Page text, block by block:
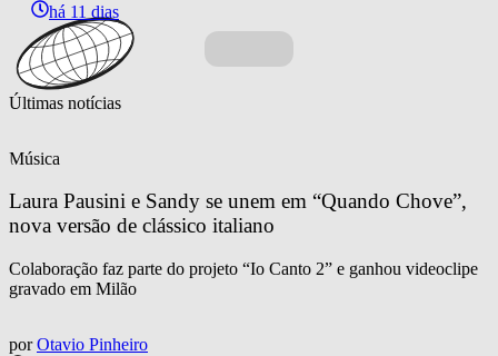
há 11 dias
Últimas notícias
Música
Laura Pausini e Sandy se unem em “Quando Chove”,
nova versão de clássico italiano
Colaboração faz parte do projeto “Io Canto 2” e ganhou videoclipe
gravado em Milão
por Otavio Pinheiro